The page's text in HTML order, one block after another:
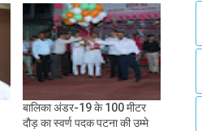
बालिका अंडर-19 के 100 मीटर
दौड़ का स्वर्ण पदक पटना की उम्मे